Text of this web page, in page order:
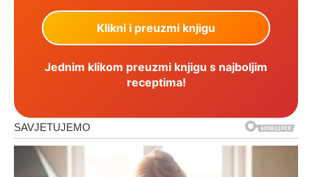
Jednim klikom preuzmi knjigu s najboljim
receptima!